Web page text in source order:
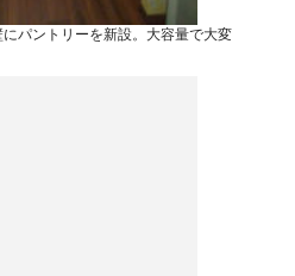
パントリーを新設。大容量で大変